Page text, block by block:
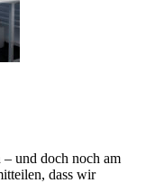
und doch noch am
dass wir